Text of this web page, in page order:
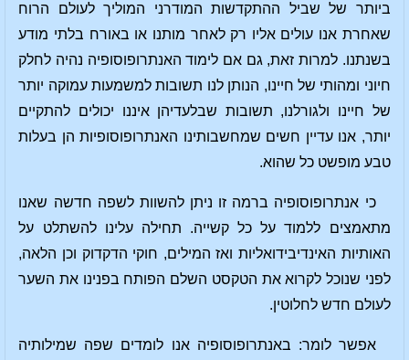
ביותר של שביל ההתקדשות המודרני המוליך לעולם הרוח
שאחרת אנו עולים אליו רק לאחר מותנו או באורח בלתי מודע
בשנתנו. למרות זאת, גם אם לימוד האנתרופוסופיה נהיה לחלק
חיוני ומהותי של חיינו, הנותן לנו תשובות למשמעות עמוקה יותר
של חיינו ולגורלנו, תשובות שבלעדיהן איננו יכולים להתקיים
יותר, אנו עדיין חשים שמחשבותינו האנתרופוסופיות הן בעלות
טבע מופשט כל שהוא.
כי אנתרופוסופיה ברמה זו ניתן להשוות לשפה חדשה שאנו
מתאמצים ללמוד על כל קשייה. תחילה עלינו להשתלט על
האותיות האינדיבידואליות ואז המילים, חוקי הדקדוק וכן הלאה,
לפני שנוכל לקרוא את הטקסט השלם הפותח בפנינו את השער
לעולם חדש לחלוטין.
אפשר לומר: באנתרופוסופיה אנו לומדים שפה שמילותיה